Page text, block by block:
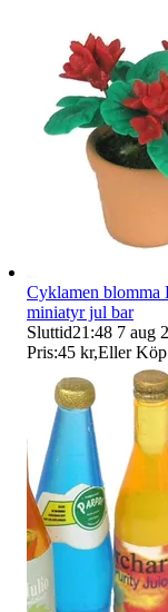
Cyklamen blomma
miniatyr jul bar
Sluttid21:48 7 aug
Pris:45 kr,Eller